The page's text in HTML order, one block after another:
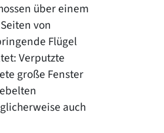
über einem
von
Flügel
Verputzte
große Fenster
auch